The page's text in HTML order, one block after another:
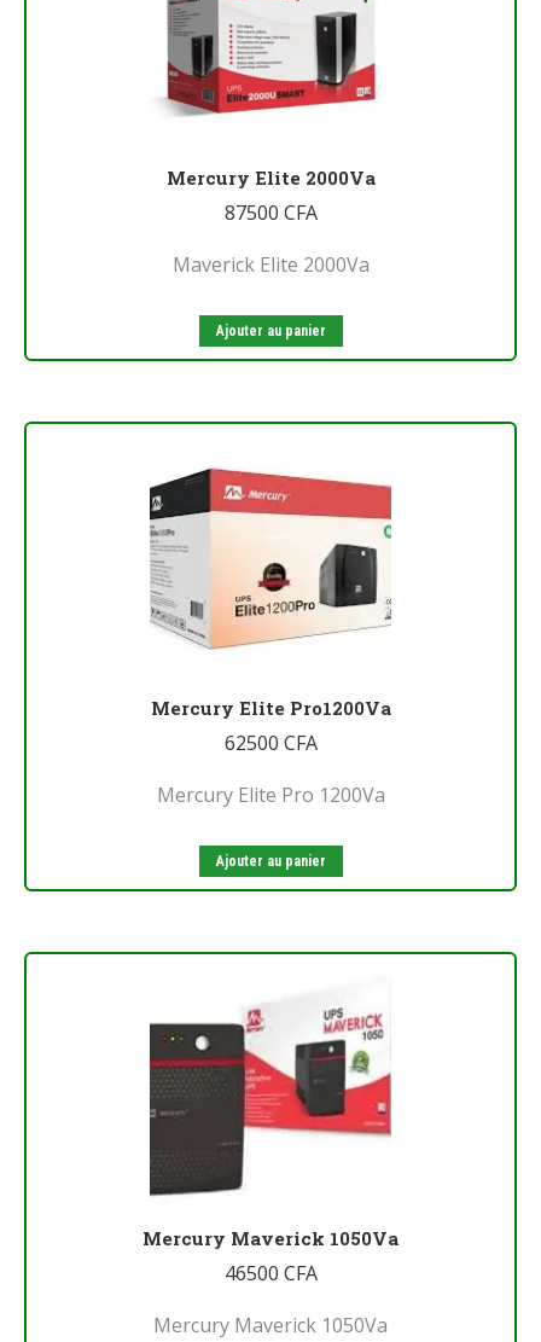
Mercury Elite 2000Va
87500 CFA
Maverick Elite 2000Va
Ajouter au panier
Mercury Elite Pro1200Va
62500 CFA
Mercury Elite Pro 1200Va
Ajouter au panier
Mercury Maverick 1050Va
46500 CFA
Mercury Maverick 1050Va